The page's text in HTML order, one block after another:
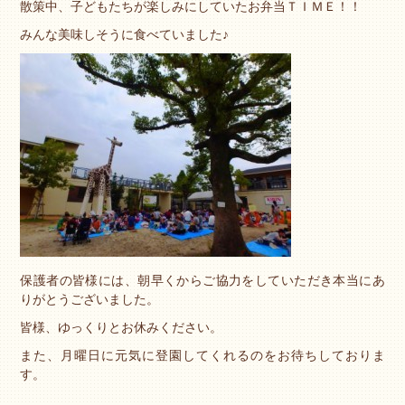
散策中、子どもたちが楽しみにしていたお弁当ＴＩＭＥ！！
みんな美味しそうに食べていました♪
保護者の皆様には、朝早くからご協力をしていただき本当にあ
りがとうございました。
皆様、ゆっくりとお休みください。
また、月曜日に元気に登園してくれるのをお待ちしておりま
す。